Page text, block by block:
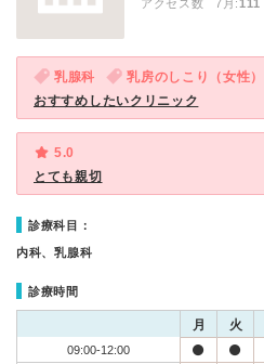
アクセス数 7月:111
乳腺科 乳房のしこり（女性）
おすすめしたいクリニック
5.0
とても親切
診療科目：
内科、乳腺科
診療時間
月 火
09:00-12:00